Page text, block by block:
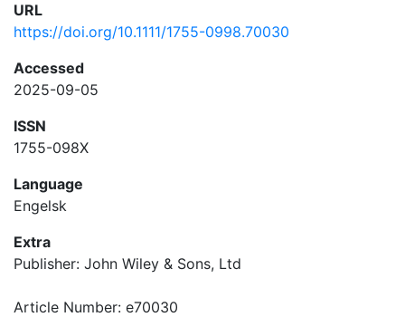
URL
https://doi.org/10.1111/1755-0998.70030
Accessed
2025-09-05
ISSN
1755-098X
Language
Engelsk
Extra
Publisher: John Wiley & Sons, Ltd
Article Number: e70030